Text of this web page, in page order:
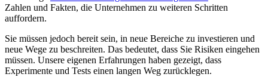
Zahlen und Fakten, die Unternehmen zu weiteren Schritten
auffordern.
Sie müssen jedoch bereit sein, in neue Bereiche zu investieren und
neue Wege zu beschreiten. Das bedeutet, dass Sie Risiken eingehen
müssen. Unsere eigenen Erfahrungen haben gezeigt, dass
Experimente und Tests einen langen Weg zurücklegen.